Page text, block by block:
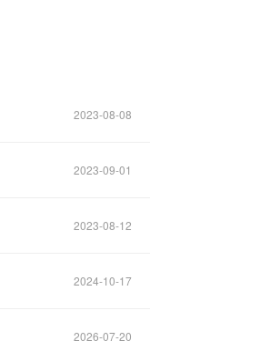
2023-08-08
2023-09-01
2023-08-12
2024-10-17
2026-07-20